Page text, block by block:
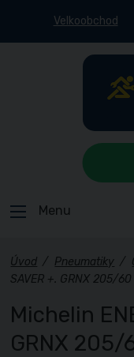
Velkoobchod
Menu
Úvod / Pneumatiky /
SAVER +. GRNX 205/60
Michelin
GRNX 205/